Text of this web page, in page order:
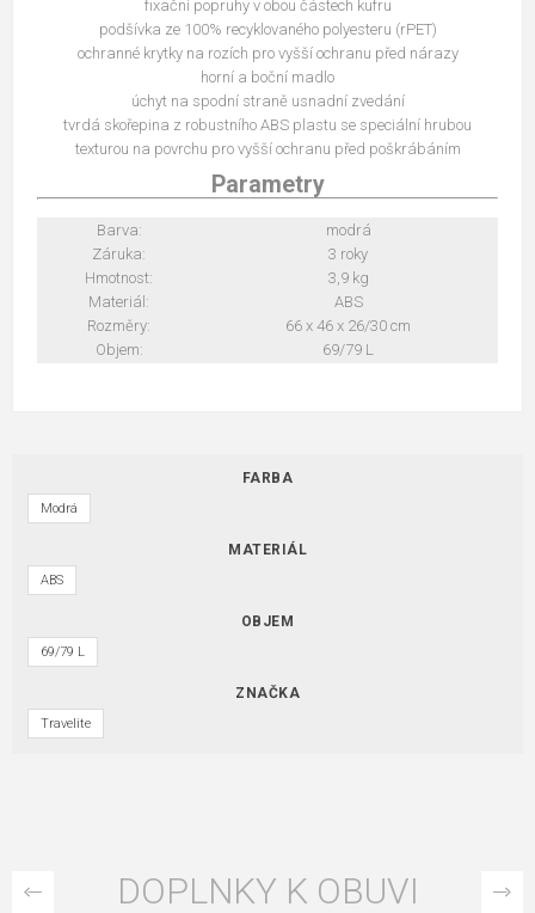
fixační popruhy v obou částech kufru
podšívka ze 100% recyklovaného polyesteru (rPET)
ochranné krytky na rozích pro vyšší ochranu před nárazy
horní a boční madlo
úchyt na spodní straně usnadní zvedání
tvrdá skořepina z robustního ABS plastu se speciální hrubou
texturou na povrchu pro vyšší ochranu před poškrábáním
Parametry
Barva:
modrá
Záruka:
3 roky
Hmotnost:
3,9 kg
Materiál:
ABS
Rozměry:
66 x 46 x 26/30 cm
Objem:
69/79 L
FARBA
Modrá
MATERIÁL
ABS
OBJEM
69/79 L
ZNAČKA
Travelite
DOPLNKY K OBUVI